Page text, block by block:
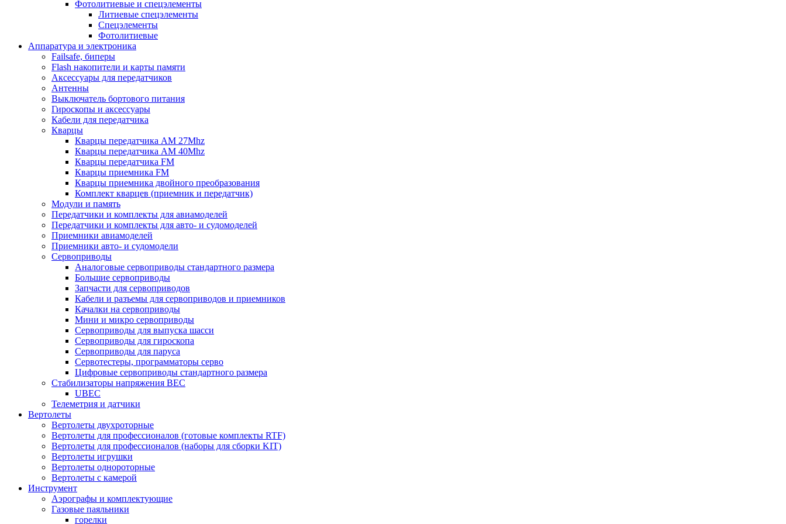
Фотолитиевые и спецэлементы
Литиевые спецэлементы
Спецэлементы
Фотолитиевые
Аппаратура и электроника
Failsafe, биперы
Flash накопители и карты памяти
Аксессуары для передатчиков
Антенны
Выключатель бортового питания
Гироскопы и аксессуары
Кабели для передатчика
Кварцы
Кварцы передатчика AM 27Mhz
Кварцы передатчика AM 40Mhz
Кварцы передатчика FM
Кварцы приемника FM
Кварцы приемника двойного преобразования
Комплект кварцев (приемник и передатчик)
Модули и память
Передатчики и комплекты для авиамоделей
Передатчики и комплекты для авто- и судомоделей
Приемники авиамоделей
Приемники авто- и судомодели
Сервоприводы
Аналоговые сервоприводы стандартного размера
Большие сервоприводы
Запчасти для сервоприводов
Кабели и разъемы для сервоприводов и приемников
Качалки на сервоприводы
Мини и микро сервоприводы
Сервоприводы для выпуска шасси
Сервоприводы для гироскопа
Сервоприводы для паруса
Сервотестеры, программаторы серво
Цифровые сервоприводы стандартного размера
Стабилизаторы напряжения BEC
UBEC
Телеметрия и датчики
Вертолеты
Вертолеты двухроторные
Вертолеты для профессионалов (готовые комплекты RTF)
Вертолеты для профессионалов (наборы для сборки KIT)
Вертолеты игрушки
Вертолеты однороторные
Вертолеты с камерой
Инструмент
Аэрографы и комплектующие
Газовые паяльники
горелки